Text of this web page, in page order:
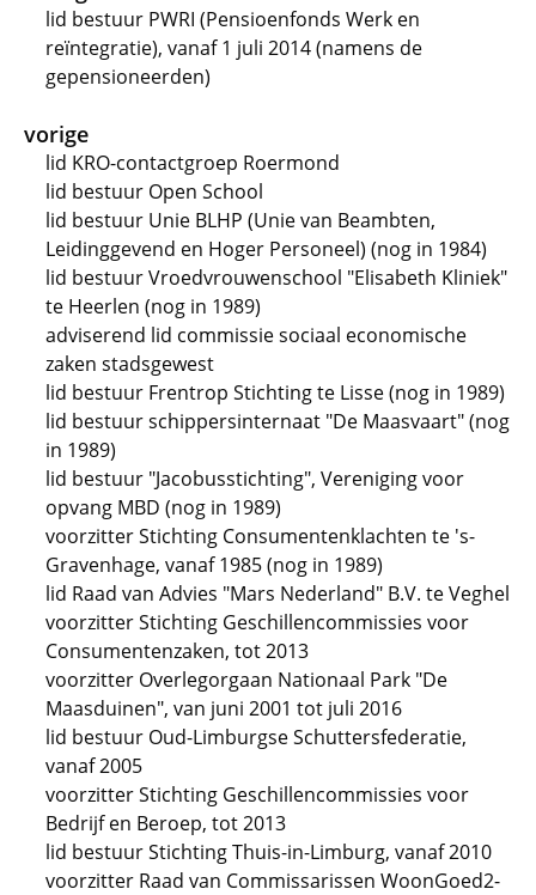
lid bestuur PWRI (Pensioenfonds Werk en
reïntegratie), vanaf 1 juli 2014 (namens de
gepensioneerden)
vorige
lid KRO-contactgroep Roermond
lid bestuur Open School
lid bestuur Unie BLHP (Unie van Beambten,
Leidinggevend en Hoger Personeel) (nog in 1984)
lid bestuur Vroedvrouwenschool "Elisabeth Kliniek"
te Heerlen (nog in 1989)
adviserend lid commissie sociaal economische
zaken stadsgewest
lid bestuur Frentrop Stichting te Lisse (nog in 1989)
lid bestuur schippersinternaat "De Maasvaart" (nog
in 1989)
lid bestuur "Jacobusstichting", Vereniging voor
opvang MBD (nog in 1989)
voorzitter Stichting Consumentenklachten te 's-
Gravenhage, vanaf 1985 (nog in 1989)
lid Raad van Advies "Mars Nederland" B.V. te Veghel
voorzitter Stichting Geschillencommissies voor
Consumentenzaken, tot 2013
voorzitter Overlegorgaan Nationaal Park "De
Maasduinen", van juni 2001 tot juli 2016
lid bestuur Oud-Limburgse Schuttersfederatie,
vanaf 2005
voorzitter Stichting Geschillencommissies voor
Bedrijf en Beroep, tot 2013
lid bestuur Stichting Thuis-in-Limburg, vanaf 2010
voorzitter Raad van Commissarissen WoonGoed2-